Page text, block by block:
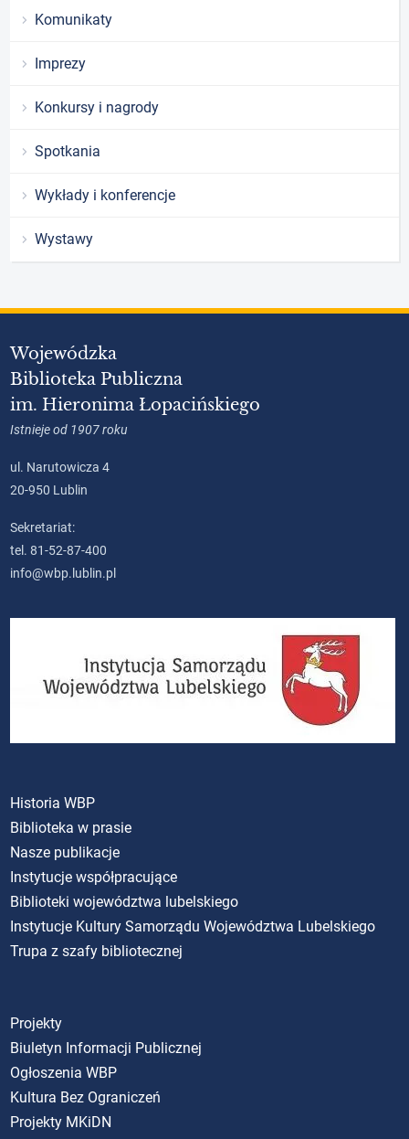
Komunikaty
Imprezy
Konkursy i nagrody
Spotkania
Wykłady i konferencje
Wystawy
Wojewódzka
Biblioteka Publiczna
im. Hieronima Łopacińskiego
Istnieje od 1907 roku
ul. Narutowicza 4
20-950 Lublin
Sekretariat:
tel. 81-52-87-400
info@wbp.lublin.pl
Historia WBP
Biblioteka w prasie
Nasze publikacje
Instytucje współpracujące
Biblioteki województwa lubelskiego
Instytucje Kultury Samorządu Województwa Lubelskiego
Trupa z szafy bibliotecznej
Projekty
Biuletyn Informacji Publicznej
Ogłoszenia WBP
Kultura Bez Ograniczeń
Projekty MKiDN